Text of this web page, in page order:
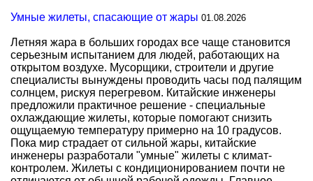
Умные жилеты, спасающие от жары 01.08.2026
Летняя жара в больших городах все чаще становится
серьезным испытанием для людей, работающих на
открытом воздухе. Мусорщики, строители и другие
специалисты вынуждены проводить часы под палящим
солнцем, рискуя перегревом. Китайские инженеры
предложили практичное решение - специальные
охлаждающие жилеты, которые помогают снизить
ощущаемую температуру примерно на 10 градусов.
Пока мир страдает от сильной жары, китайские
инженеры разработали "умные" жилеты с климат-
контролем. Жилеты с кондиционированием почти не